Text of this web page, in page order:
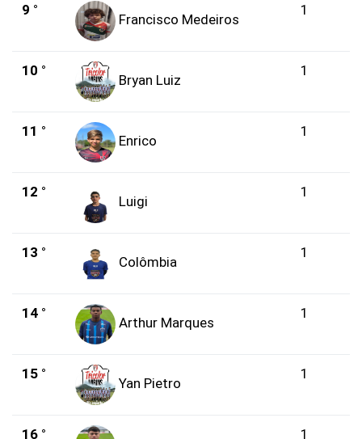
9 °
Francisco Medeiros
1
10 °
Bryan Luiz
1
11 °
Enrico
1
12 °
Luigi
1
13 °
Colômbia
1
14 °
Arthur Marques
1
15 °
Yan Pietro
1
16 ° 1